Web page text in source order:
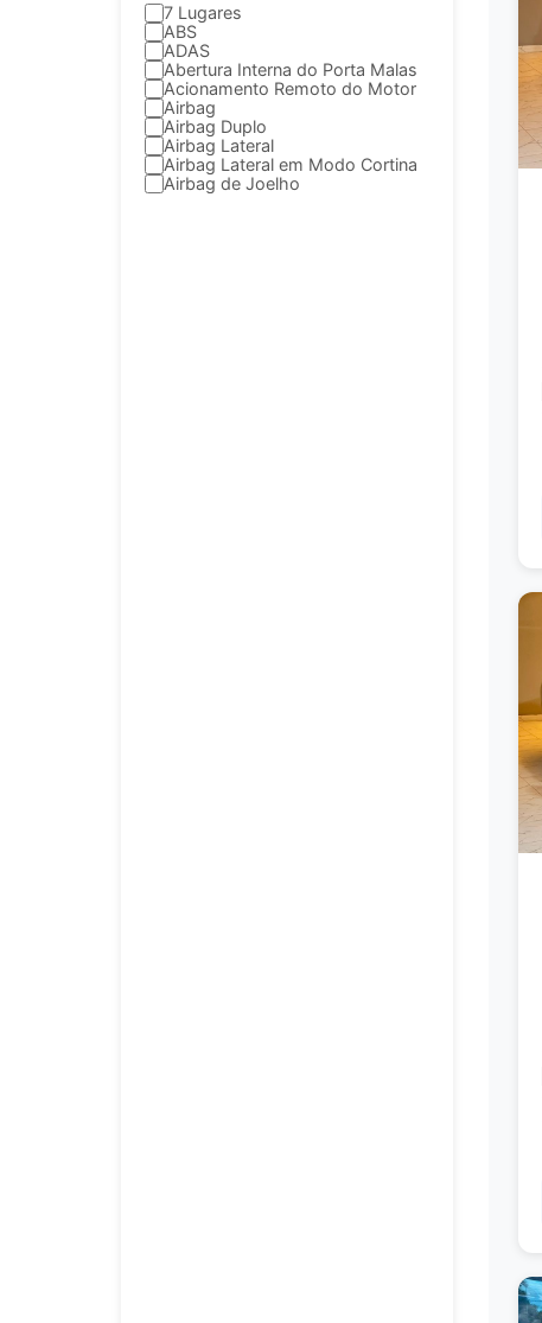
7 Lugares
ABS
ADAS
Abertura Interna do Porta Malas
Acionamento Remoto do Motor
Airbag
Airbag Duplo
Airbag Lateral
Airbag Lateral em Modo Cortina
Airbag de Joelho